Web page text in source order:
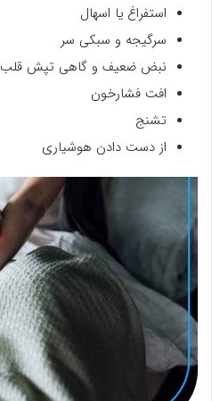
استفراغ یا اسهال
سرگیجه و سبکی‌ سر
نبض ضعیف و گاهی تپش قلب
افت فشارخون
تشنج
از دست دادن هوشیاری